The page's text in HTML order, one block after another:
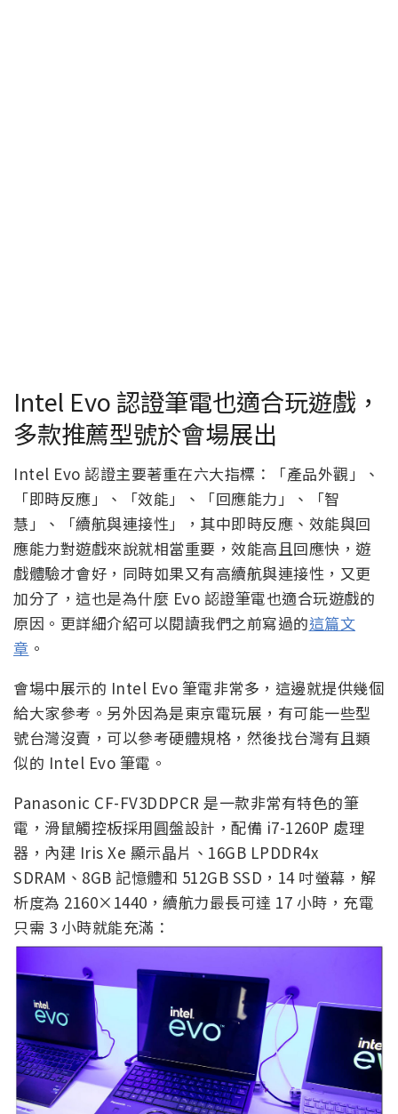
Intel Evo 認證筆電也適合玩遊戲，
多款推薦型號於會場展出
Intel Evo 認證主要著重在六大指標：「產品外觀」、
「即時反應」、「效能」、「回應能力」、「智
慧」、「續航與連接性」，其中即時反應、效能與回
應能力對遊戲來說就相當重要，效能高且回應快，遊
戲體驗才會好，同時如果又有高續航與連接性，又更
加分了，這也是為什麼 Evo 認證筆電也適合玩遊戲的
原因。更詳細介紹可以閱讀我們之前寫過的這篇文
章 。
會場中展示的 Intel Evo 筆電非常多，這邊就提供幾個
給大家參考。另外因為是東京電玩展，有可能一些型
號台灣沒賣，可以參考硬體規格，然後找台灣有且類
似的 Intel Evo 筆電。
Panasonic CF-FV3DDPCR 是一款非常有特色的筆
電，滑鼠觸控板採用圓盤設計，配備 i7-1260P 處理
器，內建 Iris Xe 顯示晶片、16GB LPDDR4x
SDRAM、8GB 記憶體和 512GB SSD，14 吋螢幕，解
析度為 2160×1440，續航力最長可達 17 小時，充電
只需 3 小時就能充滿：